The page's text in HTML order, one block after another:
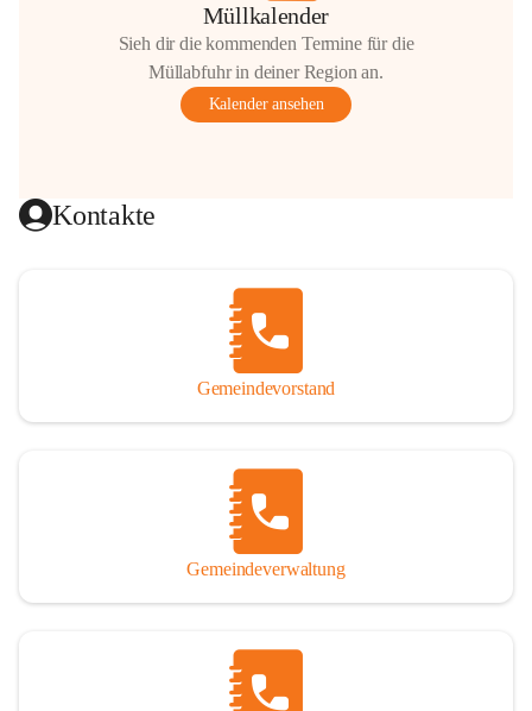
Müllkalender
Sieh dir die kommenden Termine für die
Müllabfuhr in deiner Region an.
Kalender ansehen
Kontakte
Gemeindevorstand
Gemeindeverwaltung